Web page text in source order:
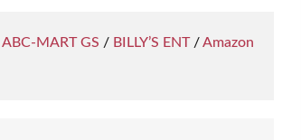
ABC-MART GS / BILLY’S ENT/Amazon